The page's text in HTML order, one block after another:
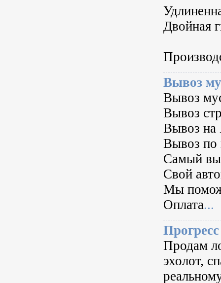
Двойная
Вывоз
Вывоз
Вывоз
Вывоз на
Вывоз по
Самый
Свой
Мы
Оплата...
Продам
эхолот,